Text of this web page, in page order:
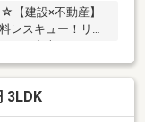
建設×不動産】
レスキュー！リフ
をずっとお届けし
とに作成可能！！
す！＼弊社には、
けサービスの仕組
3LDK